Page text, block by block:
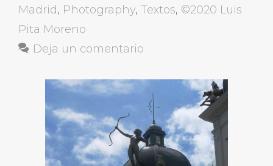
Madrid, Photography,Textos, ©2020 Luis
Pita Moreno
Deja un comentario